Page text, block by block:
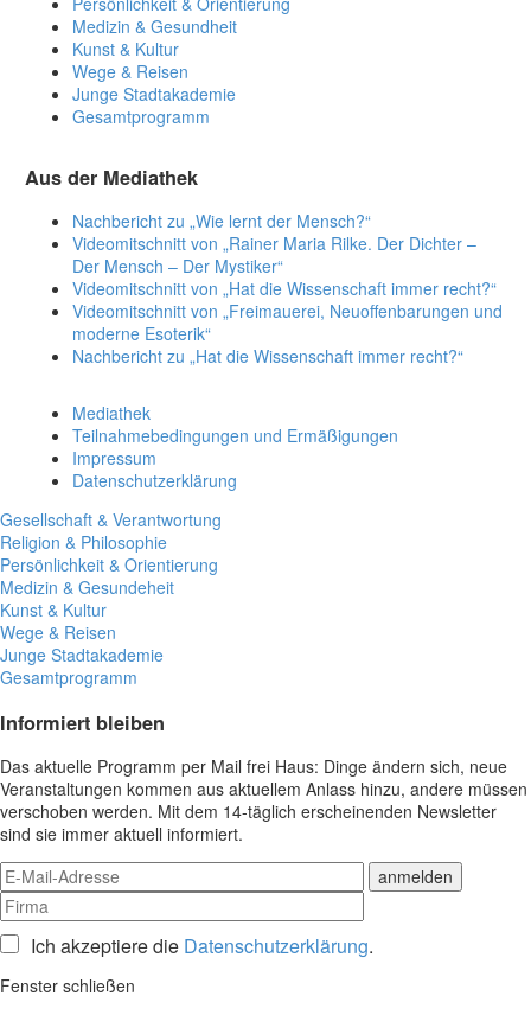
Medizin & Gesundheit
Kunst & Kultur
Wege & Reisen
Junge Stadtakademie
Gesamtprogramm
Aus der Mediathek
Nachbericht zu „Wie lernt der Mensch?“
Videomitschnitt von „Rainer Maria Rilke. Der Dichter –
Der Mensch – Der Mystiker“
Videomitschnitt von „Hat die Wissenschaft immer recht?“
Videomitschnitt von „Freimauerei, Neuoffenbarungen und
moderne Esoterik“
Nachbericht zu „Hat die Wissenschaft immer recht?“
Mediathek
Teilnahmebedingungen und Ermäßigungen
Impressum
Datenschutzerklärung
Gesellschaft & Verantwortung
Religion & Philosophie
Persönlichkeit & Orientierung
Medizin & Gesundeheit
Kunst & Kultur
Wege & Reisen
Junge Stadtakademie
Gesamtprogramm
Informiert bleiben
Das aktuelle Programm per Mail frei Haus: Dinge ändern sich, neue
Veranstaltungen kommen aus aktuellem Anlass hinzu, andere müssen
verschoben werden. Mit dem 14-täglich erscheinenden Newsletter
sind sie immer aktuell informiert.
Ich akzeptiere die Datenschutzerklärung.
Fenster schließen